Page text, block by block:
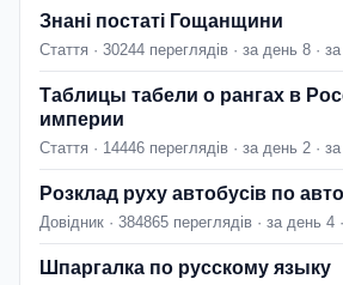
Знані постаті Гощанщини
Стаття · 30244 переглядів · за день 8 ·
Таблицы табели о рангах в
империи
Стаття · 14446 переглядів · за день 2 ·
Розклад руху автобусів по
Довідник · 384865 переглядів · за день 4
Шпаргалка по русскому языку